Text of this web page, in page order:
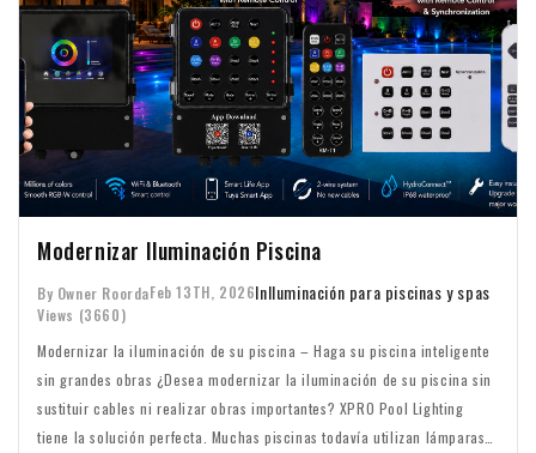
Modernizar Iluminación Piscina
By Owner RoordaFeb 13TH, 2026InIluminación para piscinas y spas
Views (3660)
Modernizar la iluminación de su piscina – Haga su piscina inteligente
sin grandes obras ¿Desea modernizar la iluminación de su piscina sin
sustituir cables ni realizar obras importantes? XPRO Pool Lighting
tiene la solución perfecta. Muchas piscinas todavía utilizan lámparas